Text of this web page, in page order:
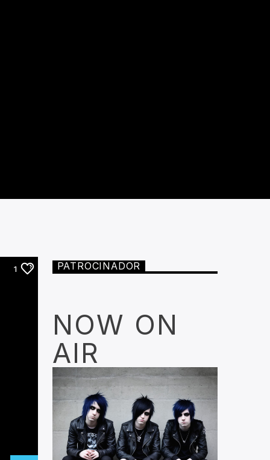
1 PATROCINADOR
NOW ON
AIR